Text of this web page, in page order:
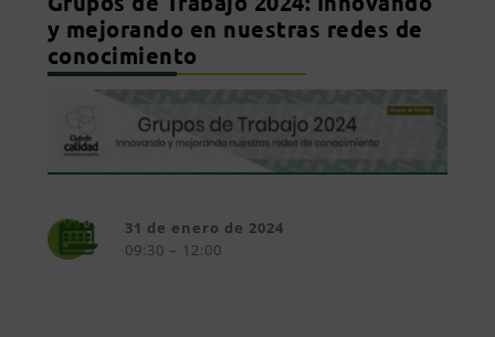
y mejorando en nuestras redes de
conocimiento
31 de enero de 2024
09:30 – 12:00